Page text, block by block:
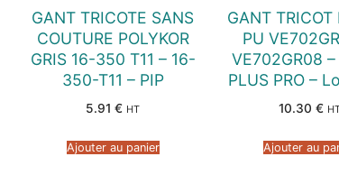
GANT TRICOTE SANS
COUTURE POLYKOR
GRIS 16-350 T11 – 16-
350-T11 – PIP
5.91€ HT
Ajouter au panier
GANT TRICOT
PU
VE702GR08 –
PLUS PRO –
10.30€
Ajouter au